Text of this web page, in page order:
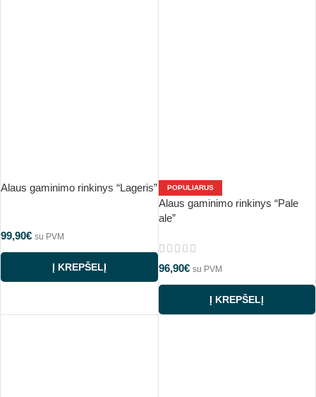
Alaus gaminimo rinkinys “Lageris”
99,90€ su PVM
Į KREPŠELĮ
POPULIARUS
Alaus gaminimo rinkinys “Pale
ale”
96,90€ su PVM
Į KREPŠELĮ